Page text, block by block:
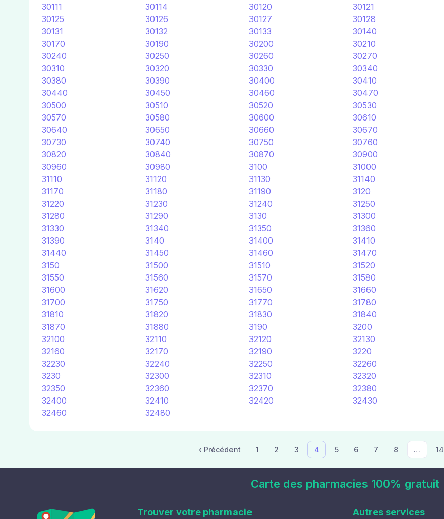
30111
30114 30120 30121
30125
30126 30127 30128
30131
30132 30133 30140
30170
30190 30200 30210
30240
30250 30260 30270
30310
30320 30330 30340
30380
30390 30400 30410
30440
30450 30460 30470
30500
30510 30520 30530
30570
30580 30600 30610
30640
30650 30660 30670
30730
30740 30750 30760
30820
30840 30870 30900
30960
30980 3100 31000
31110
31120 31130 31140
31170
31180 31190 3120
31220
31230 31240 31250
31280
31290 3130 31300
31330
31340 31350 31360
31390
3140 31400 31410
31440
31450 31460 31470
3150
31500 31510 31520
31550
31560 31570 31580
31600
31620 31650 31660
31700
31750 31770 31780
31810
31820 31830 31840
31870
31880 3190 3200
32100
32110 32120 32130
32160
32170 32190 3220
32230
32240 32250 32260
3230
32300 32310 32320
32350
32360 32370 32380
32400
32410 32420 32430
32460
32480
‹ Précédent 1 2 3 4 5 6 7 8 … 14
Carte des pharmacies 100% gratuit
Trouver votre pharmacie Autres services